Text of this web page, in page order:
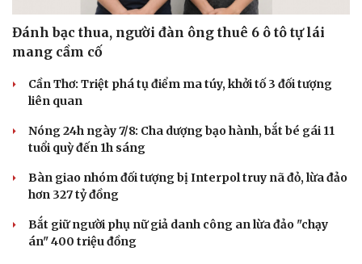
Đánh bạc thua, người đàn ông thuê 6 ô tô tự lái
mang cầm cố
Cần Thơ: Triệt phá tụ điểm ma túy, khởi tố 3 đối tượng
liên quan
Nóng 24h ngày 7/8: Cha dượng bạo hành, bắt bé gái 11
tuổi quỳ đến 1h sáng
Bàn giao nhóm đối tượng bị Interpol truy nã đỏ, lừa đảo
hơn 327 tỷ đồng
Bắt giữ người phụ nữ giả danh công an lừa đảo "chạy
án" 400 triệu đồng